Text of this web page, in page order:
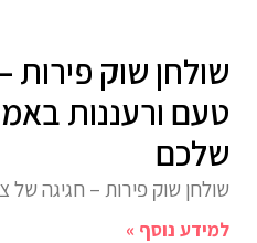
שולחן שוק
טעם ורעננות
שלכם
שולחן שוק פירות – חגיגה
למידע נוסף »